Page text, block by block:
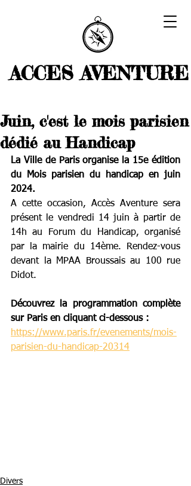
ACCES AVENTURE
Juin, c'est le mois parisien
dédié au Handicap
La Ville de Paris organise la 15e édition
du Mois parisien du handicap en juin
2024.
A cette occasion, Accès Aventure sera
présent le vendredi 14 juin à partir de
14h au Forum du Handicap, organisé
par la mairie du 14ème. Rendez-vous
devant la MPAA Broussais au 100 rue
Didot.
Découvrez la programmation complète
sur Paris en cliquant ci-dessous :
https://www.paris.fr/evenements/mois-
parisien-du-handicap-20314
Divers